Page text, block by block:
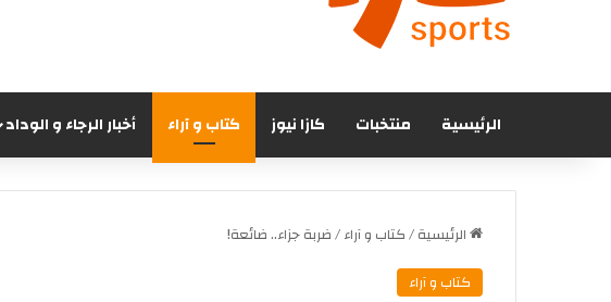
الرئيسية منتخبات كازا نيوز كتاب و آراء أخبار الرجاء و الوداد
الرئيسية/كتاب و آراء/ضربة جزاء.. ضائعة!
كتاب و آراء